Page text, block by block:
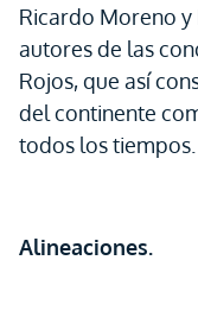
Ricardo Moreno
autores de las
Rojos, que así
del continente
todos los tiempos.
Alineaciones.